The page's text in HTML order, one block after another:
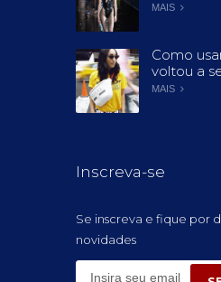
MAIS
Como
voltou a
MAIS
Inscreva-se
Se inscreva e fique por
novidades